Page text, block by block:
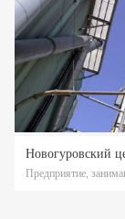
Новогуровский
Предприятие,